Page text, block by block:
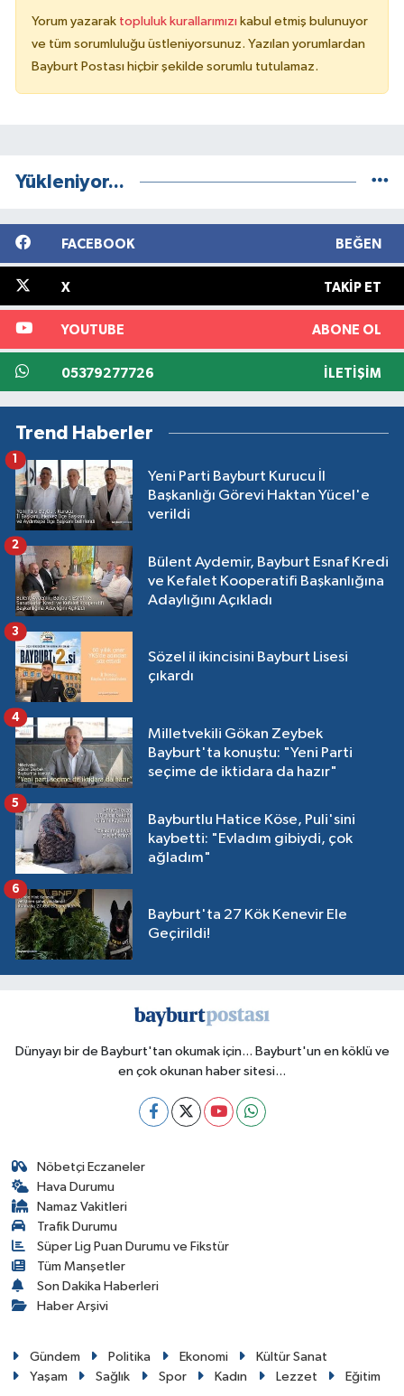
Yorum yazarak topluluk kurallarımızı kabul etmiş bulunuyor
ve tüm sorumluluğu üstleniyorsunuz. Yazılan yorumlardan
Bayburt Postası hiçbir şekilde sorumlu tutulamaz.
Yükleniyor...
FACEBOOK BEĞEN
X TAKIP ET
YOUTUBE ABONE OL
05379277726 İLETIŞIM
Trend Haberler
Yeni Parti Bayburt Kurucu İl
Başkanlığı Görevi Haktan Yücel'e
verildi
Bülent Aydemir, Bayburt Esnaf Kredi
ve Kefalet Kooperatifi Başkanlığına
Adaylığını Açıkladı
2
Sözel il ikincisini Bayburt Lisesi
çıkardı
3
Milletvekili Gökan Zeybek
Bayburt'ta konuştu: "Yeni Parti
seçime de iktidara da hazır"
4
Bayburtlu Hatice Köse, Puli'sini
kaybetti: "Evladım gibiydi, çok
ağladım"
5
Bayburt'ta 27 Kök Kenevir Ele
Geçirildi!
6
Dünyayı bir de Bayburt'tan okumak için... Bayburt'un en köklü ve
en çok okunan haber sitesi...
Nöbetçi Eczaneler
Hava Durumu
Namaz Vakitleri
Trafik Durumu
Süper Lig Puan Durumu ve Fikstür
Tüm Manşetler
Son Dakika Haberleri
Haber Arşivi
Gündem Politika Ekonomi
Kültür Sanat
Yaşam
Sağlık Spor Kadın Lezzet Eğitim